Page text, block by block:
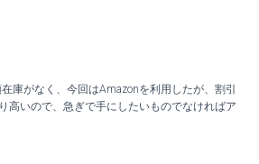
庫がなく、今回はAmazonを利用したが、割引
高いので、急ぎで手にしたいものでなければア